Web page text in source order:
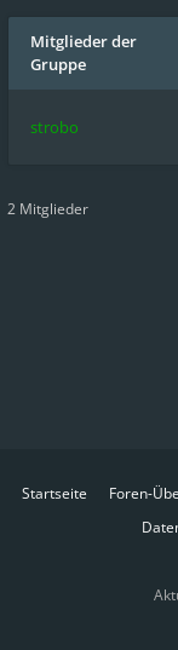
Mitglieder der
Gruppe
strobo
2 Mitglieder
Startseite Foren-